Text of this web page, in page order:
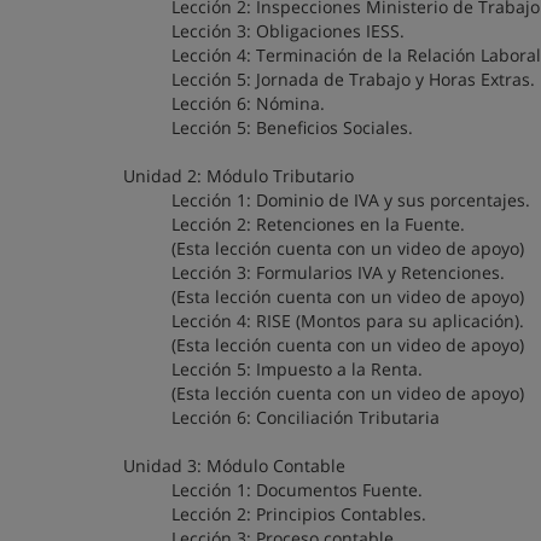
Lección 2: Inspecciones Ministerio de Trabajo
Lección 3: Obligaciones IESS.
Lección 4: Terminación de la Relación
Lección 5: Jornada de Trabajo y Horas Extras.
Lección 6: Nómina.
Lección 5: Beneficios Sociales.
Unidad 2: Módulo Tributario
Lección 1: Dominio de IVA y sus porcentajes.
Lección 2: Retenciones en la Fuente.
(Esta lección cuenta con un video de apoyo)
Lección 3: Formularios IVA y Retenciones.
(Esta lección cuenta con un video de apoyo)
Lección 4: RISE (Montos para su aplicación).
(Esta lección cuenta con un video de apoyo)
Lección 5: Impuesto a la Renta.
(Esta lección cuenta con un video de apoyo)
Lección 6: Conciliación Tributaria
Unidad 3: Módulo Contable
Lección 1: Documentos Fuente.
Lección 2: Principios Contables.